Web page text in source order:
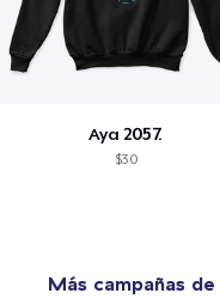
Aya 2057.
$30
Más campañas de